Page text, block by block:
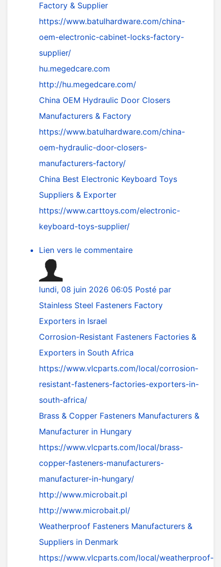
Factory & Supplier
https://www.batulhardware.com/china-
oem-electronic-cabinet-locks-factory-
supplier/
hu.megedcare.com
http://hu.megedcare.com/
China OEM Hydraulic Door Closers
Manufacturers & Factory
https://www.batulhardware.com/china-
oem-hydraulic-door-closers-
manufacturers-factory/
China Best Electronic Keyboard Toys
Suppliers & Exporter
https://www.carttoys.com/electronic-
keyboard-toys-supplier/
Lien vers le commentaire
lundi, 08 juin 2026 06:05 Posté par
Stainless Steel Fasteners Factory
Exporters in Israel
Corrosion-Resistant Fasteners Factories &
Exporters in South Africa
https://www.vlcparts.com/local/corrosion-
resistant-fasteners-factories-exporters-in-
south-africa/
Brass & Copper Fasteners Manufacturers &
Manufacturer in Hungary
https://www.vlcparts.com/local/brass-
copper-fasteners-manufacturers-
manufacturer-in-hungary/
http://www.microbait.pl
http://www.microbait.pl/
Weatherproof Fasteners Manufacturers &
Suppliers in Denmark
https://www.vlcparts.com/local/weatherproof-